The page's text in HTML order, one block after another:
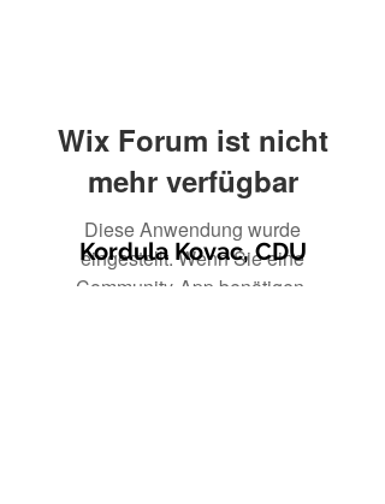
Wix Forum ist nicht
mehr verfügbar
Diese Anwendung wurde
eingestellt. Wenn Sie eine
Community-App benötigen,
Kordula Kovac, CDU